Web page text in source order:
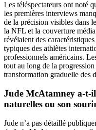
Les téléspectateurs ont noté
les premières interviews
de la précision visibles dans
la NFL et la couverture
révélaient des
typiques des athlètes
professionnels américains.
tout au long de la
transformation graduelle des
Jude McAtamney a-t-il
naturelles ou son
Jude n’a pas détaillé